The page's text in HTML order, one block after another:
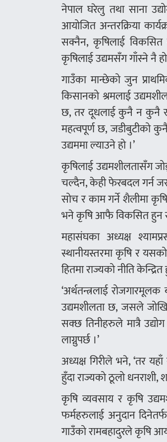
नेपाल घरेलु तथा साना
आयोजित अन्तरक्रिया
सक्नैन, कृषिलाई विकसित
कृषिलाई उद्यमसँग गाँस्ने नै
गाउँका मान्छेको जुन
किसानको श्रमलाई
छ, तर दूधलाई कुनै न कुनै
महत्वपूर्ण छ, जडीबुटीको
उद्यममा ल्याउने हो ।’
कृषिलाई उद्यमशीलतासँग
चल्दैन, केही फेरबदल गर्न
सोच र काम गर्ने शैलीमा
भने कृषि आफै विकसित हुन
महासंघका अध्यक्ष
स्थानीयस्तरमा कृषि र
हितमा राज्यको नीति
‘अर्थतन्त्रलाई
उद्यमशीलता छ, जसले
सक्छ तिनीहरुले मात्रै
लाग्नुपर्छ ।’
अध्यक्ष गिरीले भने, ‘तर
हुँदा राज्यको ठूलो धनराशी,
कृषि व्यवसाय र कृषि
फर्महरुलाई अनुदान
गाउँको रामबहादुरले कृषि